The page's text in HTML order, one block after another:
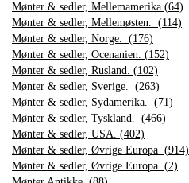
Mønter & sedler, Mellemamerika (64)
Mønter & sedler, Mellemøsten. (114)
Mønter & sedler, Norge. (176)
Mønter & sedler, Ocenanien. (152)
Mønter & sedler, Rusland. (102)
Mønter & sedler, Sverige. (263)
Mønter & sedler, Sydamerika. (71)
Mønter & sedler, Tyskland. (466)
Mønter & sedler, USA. (402)
Mønter & sedler, Øvrige Europa (914)
Mønter & sedler, Øvrige Europa. (2)